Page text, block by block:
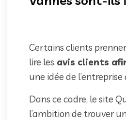
Certains clients
lire les avis clients
une idée de
Dans ce cadre, le site
l’ambition de trouver